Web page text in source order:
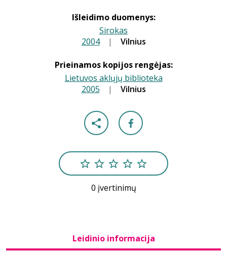
Išleidimo duomenys:
Sirokas
2004 | Vilnius
Prieinamos kopijos rengėjas:
Lietuvos aklųjų biblioteka
2005 | Vilnius
0 įvertinimų
Leidinio informacija